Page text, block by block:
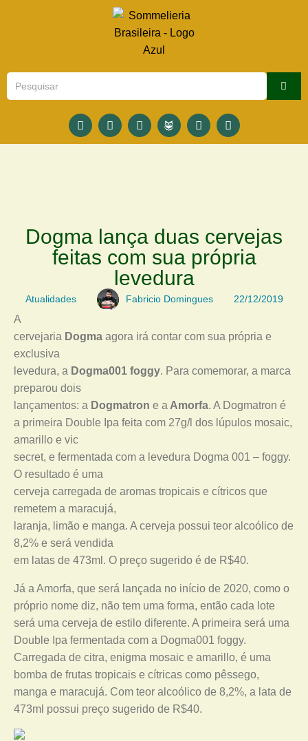
Dogma lança duas cervejas
feitas com sua própria
levedura
Atualidades Fabricio Domingues 22/12/2019
A
cervejaria Dogma agora irá contar com sua própria e
exclusiva
levedura, a Dogma001 foggy. Para comemorar, a marca
preparou dois
lançamentos: a Dogmatron e a Amorfa. A Dogmatron é
a primeira Double Ipa feita com 27g/l dos lúpulos mosaic,
amarillo e vic
secret, e fermentada com a levedura Dogma 001 – foggy.
O resultado é uma
cerveja carregada de aromas tropicais e cítricos que
remetem a maracujá,
laranja, limão e manga. A cerveja possui teor alcoólico de
8,2% e será vendida
em latas de 473ml. O preço sugerido é de R$40.
Já a Amorfa, que será lançada no início de 2020, como o
próprio nome diz, não tem uma forma, então cada lote
será uma cerveja de estilo diferente. A primeira será uma
Double Ipa fermentada com a Dogma001 foggy.
Carregada de citra, enigma mosaic e amarillo, é uma
bomba de frutas tropicais e cítricas como pêssego,
manga e maracujá. Com teor alcoólico de 8,2%, a lata de
473ml possui preço sugerido de R$40.